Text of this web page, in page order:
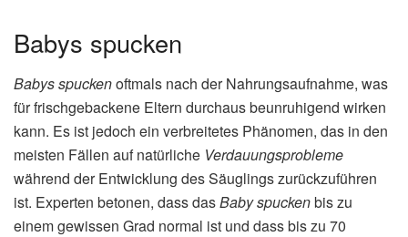
Babys spucken
Babys spuckenoftmals nach der Nahrungsaufnahme, was
für frischgebackene Eltern durchaus beunruhigend wirken
kann. Es ist jedoch ein verbreitetes Phänomen, das in den
meisten Fällen auf natürliche Verdauungsprobleme
während der Entwicklung des Säuglings zurückzuführen
ist. Experten betonen, dass dasBaby spuckenbis zu
einem gewissen Grad normal ist und dass bis zu 70